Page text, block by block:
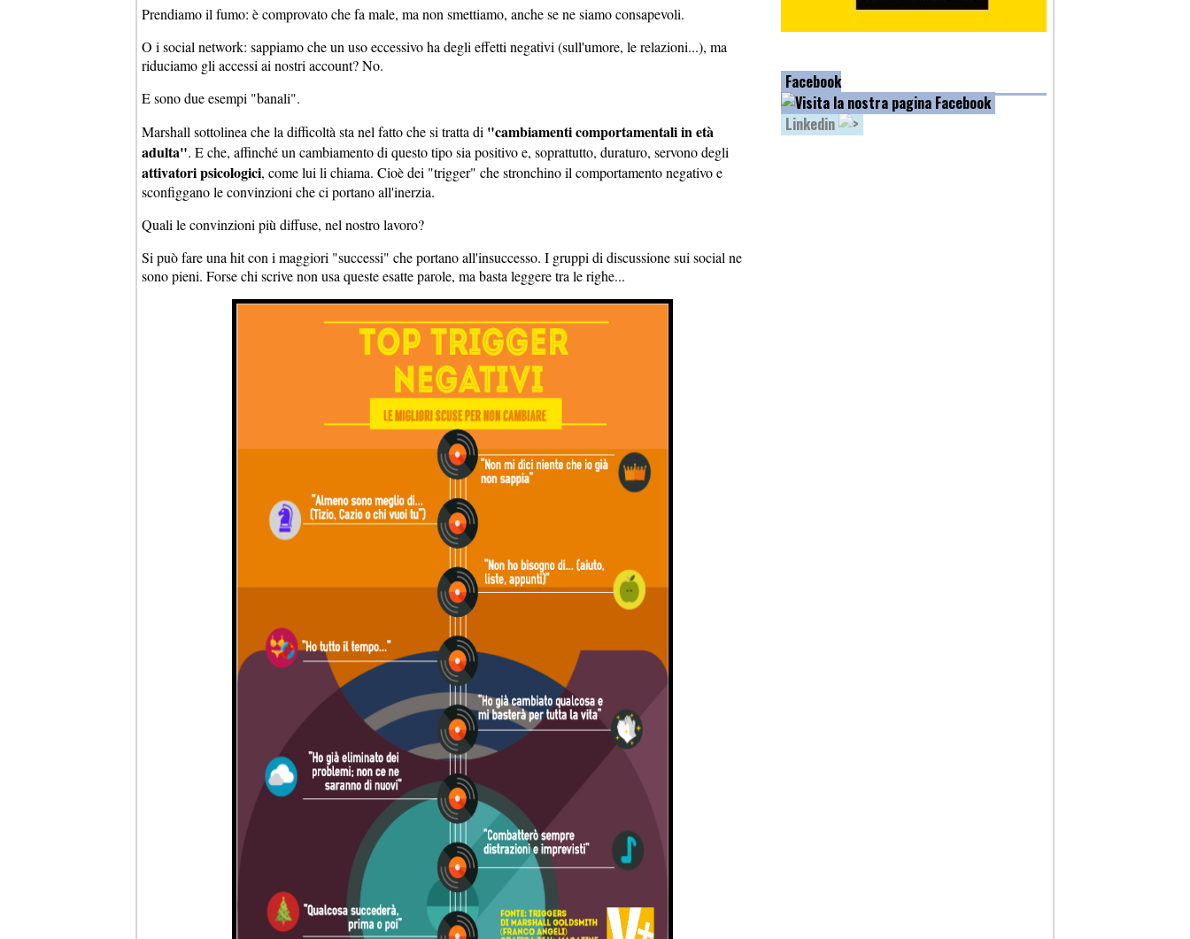
Prendiamo il fumo: è comprovato che fa male, ma non smettiamo, anche se ne siamo consapevoli.
O i social network: sappiamo che un uso eccessivo ha degli effetti negativi (sull'umore, le relazioni...), ma
riduciamo gli accessi ai nostri account? No.
E sono due esempi "banali".
Marshall sottolinea che la difficoltà sta nel fatto che si tratta di "cambiamenti comportamentali in età
adulta". E che, affinché un cambiamento di questo tipo sia positivo e, soprattutto, duraturo, servono degli
attivatori psicologici, come lui li chiama. Cioè dei "trigger" che stronchino il comportamento negativo e
sconfiggano le convinzioni che ci portano all'inerzia.
Quali le convinzioni più diffuse, nel nostro lavoro?
Si può fare una hit con i maggiori "successi" che portano all'insuccesso. I gruppi di discussione sui social ne
sono pieni. Forse chi scrive non usa queste esatte parole, ma basta leggere tra le righe...
Facebook
Linkedin